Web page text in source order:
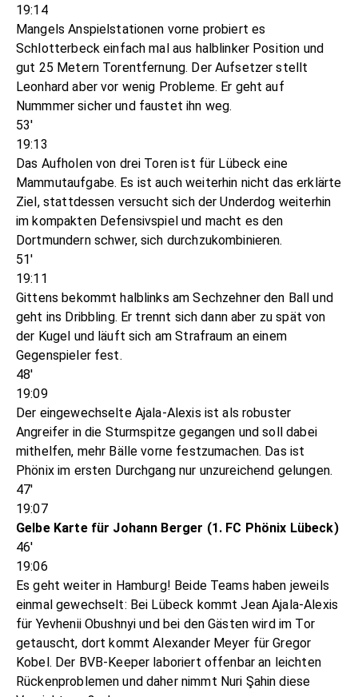
19:14
Mangels Anspielstationen vorne probiert es
Schlotterbeck einfach mal aus halblinker Position und
gut 25 Metern Torentfernung. Der Aufsetzer stellt
Leonhard aber vor wenig Probleme. Er geht auf
Nummmer sicher und faustet ihn weg.
53'
19:13
Das Aufholen von drei Toren ist für Lübeck eine
Mammutaufgabe. Es ist auch weiterhin nicht das erklärte
Ziel, stattdessen versucht sich der Underdog weiterhin
im kompakten Defensivspiel und macht es den
Dortmundern schwer, sich durchzukombinieren.
51'
19:11
Gittens bekommt halblinks am Sechzehner den Ball und
geht ins Dribbling. Er trennt sich dann aber zu spät von
der Kugel und läuft sich am Strafraum an einem
Gegenspieler fest.
48'
19:09
Der eingewechselte Ajala-Alexis ist als robuster
Angreifer in die Sturmspitze gegangen und soll dabei
mithelfen, mehr Bälle vorne festzumachen. Das ist
Phönix im ersten Durchgang nur unzureichend gelungen.
47'
19:07
Gelbe Karte für Johann Berger (1. FC Phönix Lübeck)
46'
19:06
Es geht weiter in Hamburg! Beide Teams haben jeweils
einmal gewechselt: Bei Lübeck kommt Jean Ajala-Alexis
für Yevhenii Obushnyi und bei den Gästen wird im Tor
getauscht, dort kommt Alexander Meyer für Gregor
Kobel. Der BVB-Keeper laboriert offenbar an leichten
Rückenproblemen und daher nimmt Nuri Şahin diese